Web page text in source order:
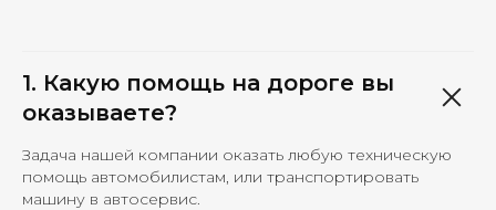
1. Какую помощь на дороге вы
оказываете?
Задача нашей компании оказать любую техническую
помощь автомобилистам, или транспортировать
машину в автосервис.